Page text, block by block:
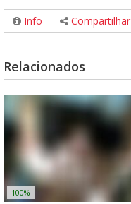
Info Compartilhar
Relacionados
100%